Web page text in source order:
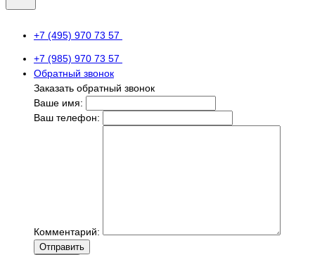
+7 (495) 970 73 57
+7 (985) 970 73 57
Обратный звонок
Заказать обратный звонок
Ваше имя:
Ваш телефон:
Комментарий:
Отправить